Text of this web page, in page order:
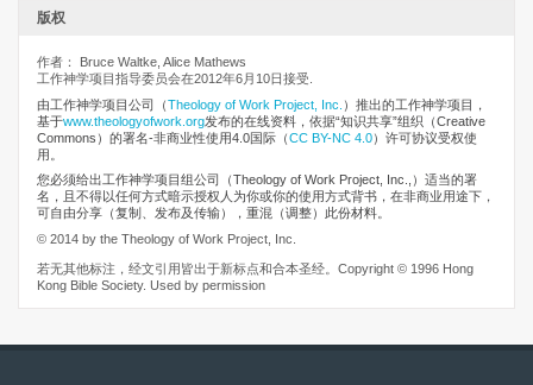
版权
作者： Bruce Waltke, Alice Mathews
工作神学项目指导委员会在2012年6月10日接受.
由工作神学项目公司
（Theology of Work Project, Inc. ）推出的工作神学项目，
基于www.theologyofwork.org发布的在线资料，依据“知识共享”组织（Creative
Commons）的署名-非商业性使用4.0国际（CC BY-NC 4.0）许可协议受权使
用。
您必须给出工作神学项目组公司（Theology of Work Project, Inc.,）适当的署
名，且不得以任何方式暗示授权人为你或你的使用方式背书，在非商业用途下，
可自由分享（复制、发布及传输），重混（调整）此份材料。
© 2014 by the Theology of Work Project, Inc.
若无其他标注，经文引用皆出于新标点和合本圣经。Copyright © 1996 Hong
Kong Bible Society. Used by permission